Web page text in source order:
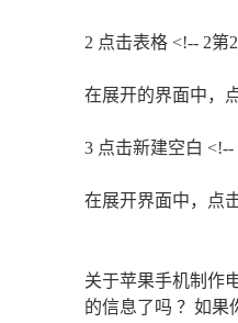
2 点击表格 <!-- 2第
在展开的界面中，
3 点击新建空白
在展开界面中，点
关于苹果手机制作
的信息了吗 ？如果